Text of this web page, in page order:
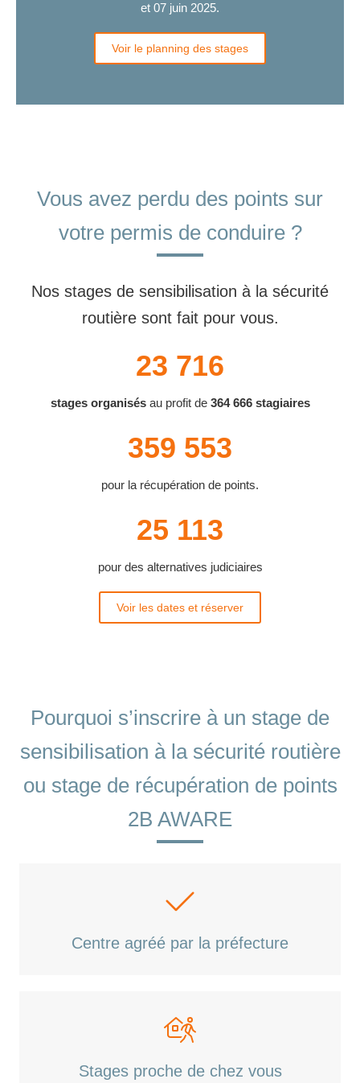
et 07 juin 2025.
Voir le planning des stages
Vous avez perdu des points sur
votre permis de conduire ?
Nos stages de sensibilisation à la sécurité
routière sont fait pour vous.
23 716
stages organisésau profit de 364 666 stagiaires
359 553
pour la récupération de points.
25 113
pour des alternatives judiciaires
Voir les dates et réserver
Pourquoi s’inscrire à un stage de
sensibilisation à la sécurité routière
ou stage de récupération de points
2B AWARE
Centre agréé par la préfecture
Stages proche de chez vous